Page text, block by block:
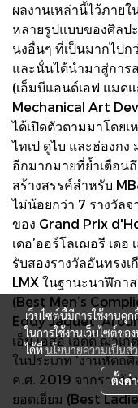
ผลงานเหล่านี้ไว้ภาย
หลายรูปแบบของศิลป
นงอื่นๆ ที่เป็นมากไป
และนั่นได้นำมาสู่การ
(เอ็มบีแอนด์เอฟ แมด
Mechanical Art
ได้เปิดตัวตามมาโดยเ
ไทเป ดูไบ และฮ่องก
อีกมากมายที่ย้ำเตือน
สร้างสรรค์สำหรับ
ไม่น้อยกว่า 7 รางวัลจ
ของ Grand Prix
เดอ’ออร์โลเฌอรี เด
รับสองรางวัลอันทรง
LMX ในฐานะนาฬิกา
(Best Men’s
Eddy Jaquet
เอ็ม เอสอี เอ็ดดี้ ฌาเก
ในประเภท ‘งานหัตถ
ค.ศ. 2019 จากรางวั
ยอดเยี่ยม (Best
เว็บไซต์นี้มีการใช้งานคุ
ในการใช้งานเว็บไซต์ข
ได้ที่นโยบายความเป็นส่
ตั้งค่